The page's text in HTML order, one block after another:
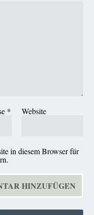
* Website
in diesem Browser für